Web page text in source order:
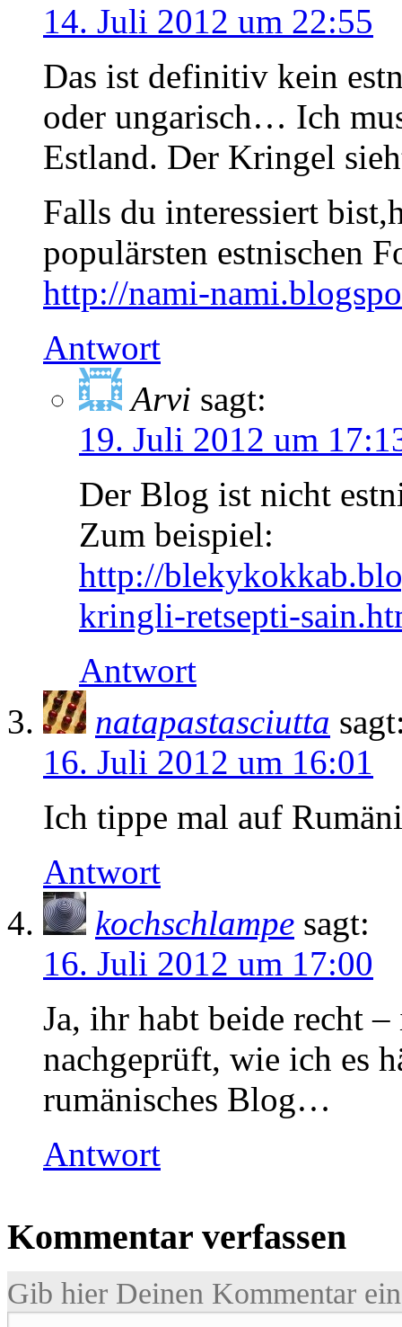
14. Juli 2012 um 22:55
Das ist definitiv kein
oder ungarisch… Ich
Estland. Der Kringel
Falls du interessiert
populärsten estnischen
http://nami-
Antwort
Arvi sagt:
19. Juli 2012 um
Der Blog ist nicht
Zum beispiel:
http://
kringli-retsepti-
Antwort
natapastasciutta
16. Juli 2012 um 16:01
Ich tippe mal auf
Antwort
kochschlampe sagt:
16. Juli 2012 um 17:00
Ja, ihr habt beide recht
nachgeprüft, wie ich es
rumänisches Blog…
Antwort
Kommentar verfassen
Gib hier Deinen Kommentar